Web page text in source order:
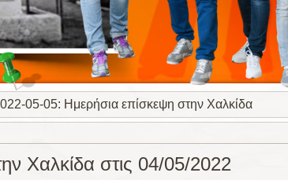
05-05: Ημερήσια επίσκεψη στην Χαλκίδα
Χαλκίδα στις 04/05/2022